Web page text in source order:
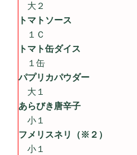
大２
トマトソース
１Ｃ
トマト缶ダイス
１缶
パプリカパウダー
大１
あらびき唐辛子
小１
フメリスネリ（※２）
小１